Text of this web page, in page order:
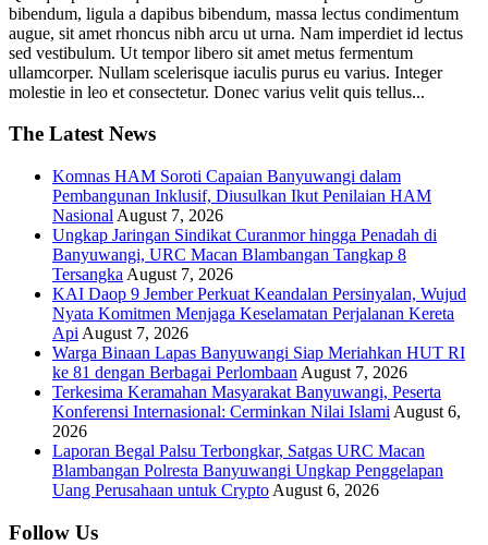
bibendum, ligula a dapibus bibendum, massa lectus condimentum
augue, sit amet rhoncus nibh arcu ut urna. Nam imperdiet id lectus
sed vestibulum. Ut tempor libero sit amet metus fermentum
ullamcorper. Nullam scelerisque iaculis purus eu varius. Integer
molestie in leo et consectetur. Donec varius velit quis tellus...
The Latest News
Komnas HAM Soroti Capaian Banyuwangi dalam
Pembangunan Inklusif, Diusulkan Ikut Penilaian HAM
Nasional August 7, 2026
Ungkap Jaringan Sindikat Curanmor hingga Penadah di
Banyuwangi, URC Macan Blambangan Tangkap 8
Tersangka August 7, 2026
KAI Daop 9 Jember Perkuat Keandalan Persinyalan, Wujud
Nyata Komitmen Menjaga Keselamatan Perjalanan Kereta
Api August 7, 2026
Warga Binaan Lapas Banyuwangi Siap Meriahkan HUT RI
ke 81 dengan Berbagai Perlombaan August 7, 2026
Terkesima Keramahan Masyarakat Banyuwangi, Peserta
Konferensi Internasional: Cerminkan Nilai Islami August 6,
2026
Laporan Begal Palsu Terbongkar, Satgas URC Macan
Blambangan Polresta Banyuwangi Ungkap Penggelapan
Uang Perusahaan untuk Crypto August 6, 2026
Follow Us